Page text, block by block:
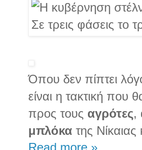
Όπου δεν πίπτει
είναι η τακτική
προς τους αγρότες,
μπλόκα της